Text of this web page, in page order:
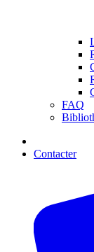
FAQ
Contacter